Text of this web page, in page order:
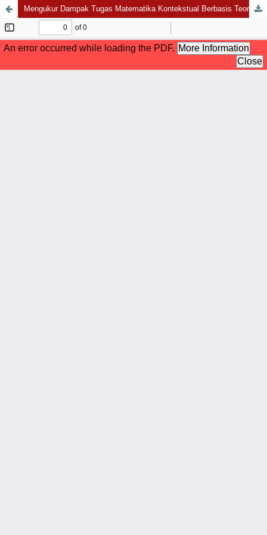
Mengukur Dampak Tugas Matematika Kontekstual Berbasis Teori APOS terhadap Kemampuan Komunikasi Matematis Mahasiswa Calon Guru